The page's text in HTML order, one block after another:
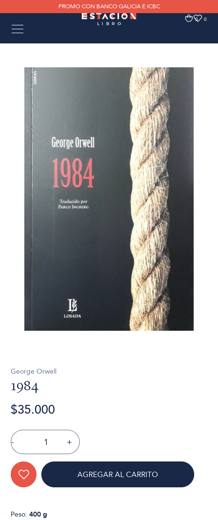
PROMO CON BANCO GALICIA E ICBC
0 0
George Orwell
1984
$35.000
- +
AGREGAR AL CARRITO
Peso:400 g